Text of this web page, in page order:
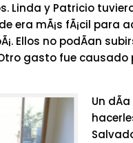
Linda y Patricio
era mÃ¡s fÃ¡cil para
Ellos no podÃ­an
gasto fue causado
Un